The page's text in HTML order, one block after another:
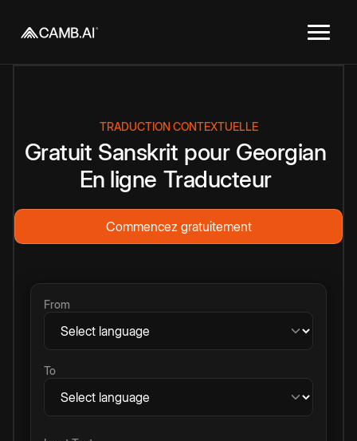
TRADUCTION CONTEXTUELLE
Gratuit Sanskrit pour Georgian
En ligne Traducteur
Commencez gratuitement
From
To